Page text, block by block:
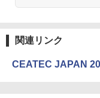
関連リンク
CEATEC JAPAN